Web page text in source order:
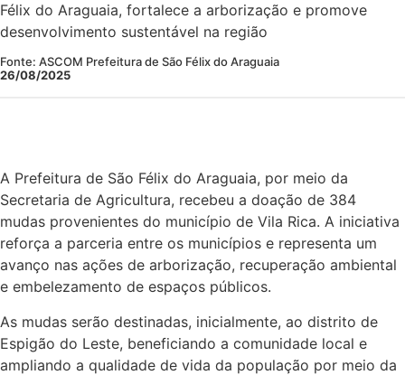
Félix do Araguaia, fortalece a arborização e promove
desenvolvimento sustentável na região
Fonte: ASCOM Prefeitura de São Félix do Araguaia
26/08/2025
A Prefeitura de São Félix do Araguaia, por meio da
Secretaria de Agricultura, recebeu a doação de 384
mudas provenientes do município de Vila Rica. A iniciativa
reforça a parceria entre os municípios e representa um
avanço nas ações de arborização, recuperação ambiental
e embelezamento de espaços públicos.
As mudas serão destinadas, inicialmente, ao distrito de
Espigão do Leste, beneficiando a comunidade local e
ampliando a qualidade de vida da população por meio da